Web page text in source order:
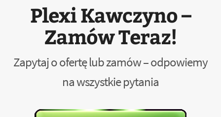
Plexi Kawczyno –
Zamów Teraz!
Zapytaj o ofertę lub zamów – odpowiemy
na wszystkie pytania